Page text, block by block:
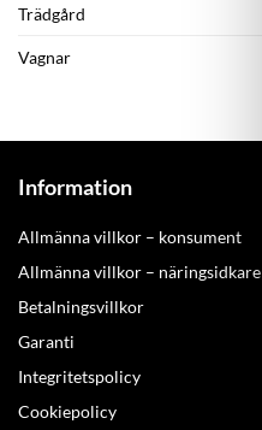
Trädgård
Vagnar
Information
Allmänna villkor – konsument
Allmänna villkor – näringsidkare
Betalningsvillkor
Garanti
Integritetspolicy
Cookiepolicy